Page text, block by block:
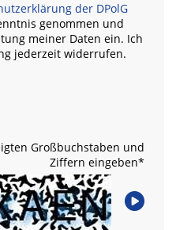
der DPolG
genommen und
meiner Daten ein. Ich
jederzeit widerrufen.
Großbuchstaben und
Ziffern eingeben*